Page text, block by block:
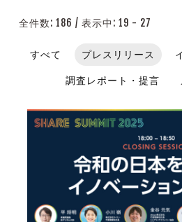
全件数: 186 / 表示中: 19 - 27
すべて プレスリリース
調査レポート・提言